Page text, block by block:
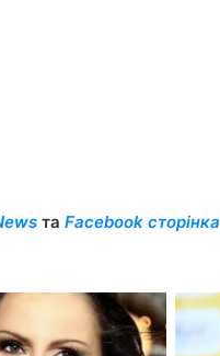
та Facebook сторінка